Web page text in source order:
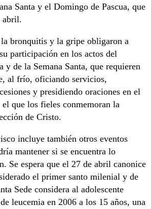
Santa y el Domingo de Pascua, que
abril.
bronquitis y la gripe obligaron a
participación en los actos del
y de la Semana Santa, que requieren
al frío, oficiando servicios,
y presidiendo oraciones en el
que los fieles conmemoran la
de Cristo.
incluye también otros eventos
mantener si se encuentra lo
Se espera que el 27 de abril canonice
el primer santo milenial y de
Sede considera al adolescente
leucemia en 2006 a los 15 años, una